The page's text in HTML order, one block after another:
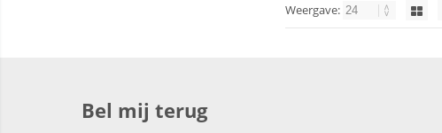
Weergave:
Bel mij terug